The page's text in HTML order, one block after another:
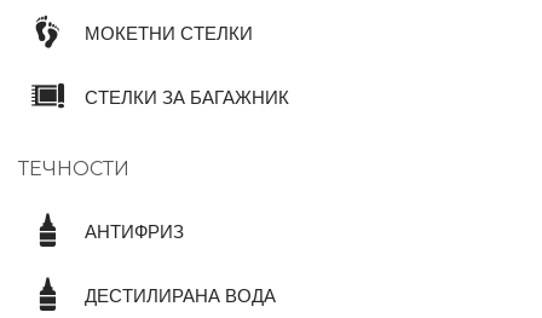
МОКЕТНИ СТЕЛКИ
СТЕЛКИ ЗА БАГАЖНИК
ТЕЧНОСТИ
АНТИФРИЗ
ДЕСТИЛИРАНА ВОДА